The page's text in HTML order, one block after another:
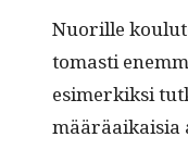
Nuo­rille
tomasti
esimerkik­si
määräaikaisia